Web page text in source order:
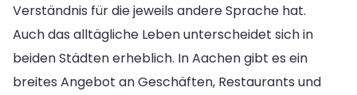
Verständnis für die jeweils andere Sprache hat.
Auch das alltägliche Leben unterscheidet sich in
beiden Städten erheblich. In Aachen gibt es ein
breites Angebot an Geschäften, Restaurants und